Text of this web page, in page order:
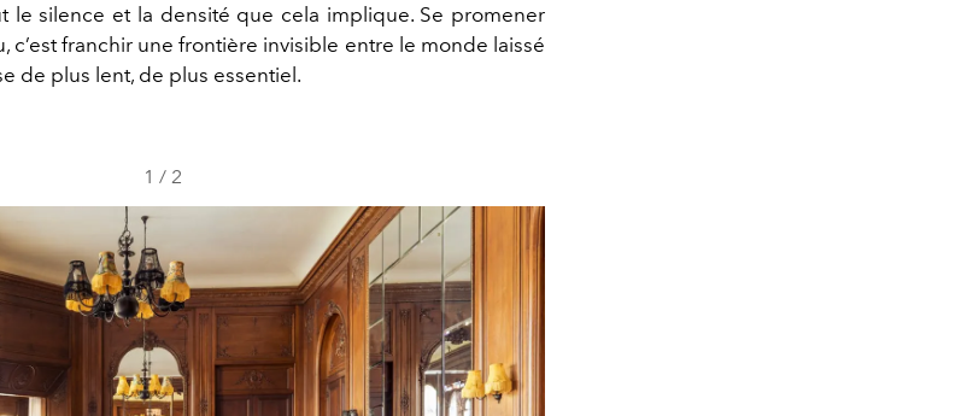
le silence et la densité que cela implique. Se promener
c’est franchir une frontière invisible entre le monde laissé
de plus lent, de plus essentiel.
1 / 2